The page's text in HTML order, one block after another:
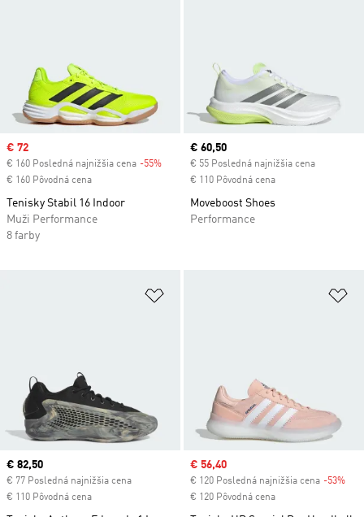
Sale price
€ 72
€ 160 Posledná najnižšia cena -55% Discount
€ 160 Pôvodná cena
Tenisky Stabil 16 Indoor
Muži Performance
8 farby
Current price
€ 60,50
€ 55 Posledná najnižšia cena
€ 110 Pôvodná cena
Moveboost Shoes
Performance
Pridať do zoznamu želaných
Current price
€ 82,50
€ 77 Posledná najnižšia cena
€ 110 Pôvodná cena
Sale price
€ 56,40
€ 120 Posledná najnižšia cena -53%
€ 120 Pôvodná cena